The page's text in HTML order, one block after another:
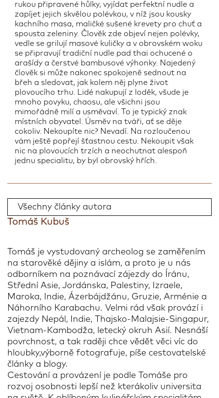
rukou připravené hůlky, vyjídat perfektní nudle a
zapíjet jejich skvělou polévkou, v níž jsou kousky
kachního masa, maličké sušené krevety pro chuť a
spousta zeleniny. Člověk zde objeví nejen polévky,
vedle se grilují masové kuličky a v obrovském woku
se připravují tradiční nudle pad thai ochucené o
arašídy a čerstvé bambusové výhonky. Najedený
člověk si může nakonec spokojeně sednout na
břeh a sledovat, jak kolem něj plyne život
plovoucího trhu. Lidé nakupují z loděk, všude je
mnoho povyku, chaosu, ale všichni jsou
mimořádně milí a usměvaví. To je typický znak
místních obyvatel. Úsměv na tváři, ať se děje
cokoliv. Nekoupíte nic? Nevadí. Na rozloučenou
vám ještě popřejí šťastnou cestu. Nekoupit však
nic na plovoucích trzích a neochutnat alespoň
jednu specialitu, by byl obrovský hřích.
Všechny články autora
Tomáš Kubuš
Tomáš je vystudovaný archeolog se zaměřením
na starověké dějiny a islám, a proto je u nás
odborníkem na poznávací zájezdy do Íránu,
Střední Asie, Jordánska, Palestiny, Izraele,
Maroka, Indie, Ázerbájdžánu, Gruzie, Arménie a
Náhorního Karabachu. Velmi rád však provází i
zajezdy Nepál, Indie, Thajsko-Malajsie-Singapur,
Vietnam-Kambodža, letecký okruh Asií. Nesnáší
povrchnost, a tak raději chce vědět věci víc do
hloubky,výborně fotografuje, píše cestovatelské
články a blogy.
Cestování a provázení je podle Tomáše pro
rozvoj osobnosti lepší než kterákoliv universita